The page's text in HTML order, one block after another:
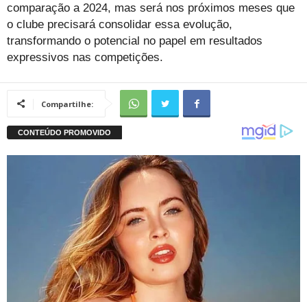
comparação a 2024, mas será nos próximos meses que
o clube precisará consolidar essa evolução,
transformando o potencial no papel em resultados
expressivos nas competições.
Compartilhe: